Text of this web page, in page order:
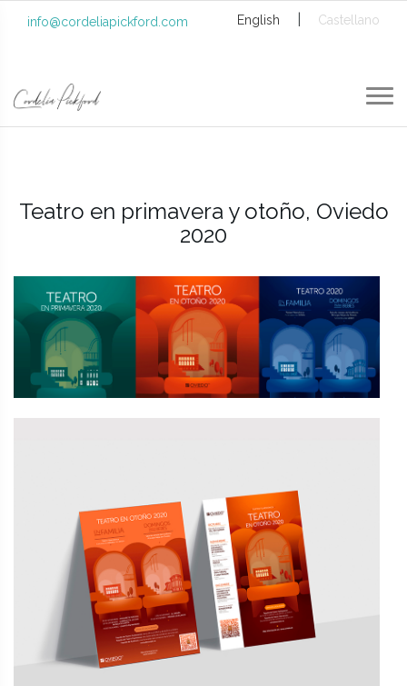
info@cordeliapickford.com English Castellano
Teatro en primavera y otoño, Oviedo
2020